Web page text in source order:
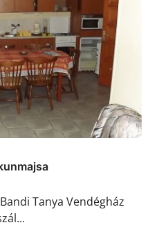
Tanya Vendégház